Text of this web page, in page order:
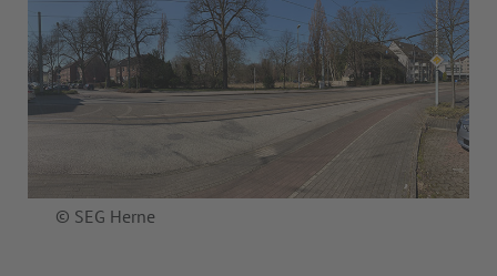
© SEG Herne